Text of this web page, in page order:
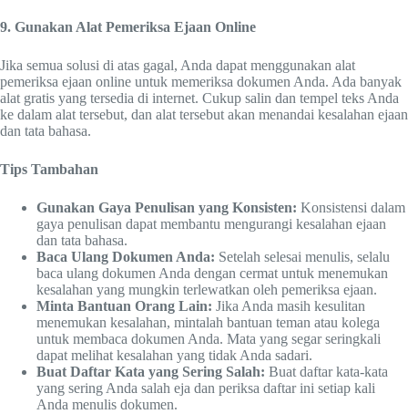
9. Gunakan Alat Pemeriksa Ejaan Online
Jika semua solusi di atas gagal, Anda dapat menggunakan alat
pemeriksa ejaan online untuk memeriksa dokumen Anda. Ada banyak
alat gratis yang tersedia di internet. Cukup salin dan tempel teks Anda
ke dalam alat tersebut, dan alat tersebut akan menandai kesalahan ejaan
dan tata bahasa.
Tips Tambahan
Gunakan Gaya Penulisan yang Konsisten: Konsistensi dalam
gaya penulisan dapat membantu mengurangi kesalahan ejaan
dan tata bahasa.
Baca Ulang Dokumen Anda: Setelah selesai menulis, selalu
baca ulang dokumen Anda dengan cermat untuk menemukan
kesalahan yang mungkin terlewatkan oleh pemeriksa ejaan.
Minta Bantuan Orang Lain: Jika Anda masih kesulitan
menemukan kesalahan, mintalah bantuan teman atau kolega
untuk membaca dokumen Anda. Mata yang segar seringkali
dapat melihat kesalahan yang tidak Anda sadari.
Buat Daftar Kata yang Sering Salah: Buat daftar kata-kata
yang sering Anda salah eja dan periksa daftar ini setiap kali
Anda menulis dokumen.